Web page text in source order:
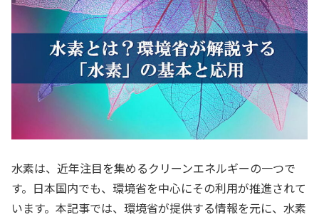
水素は、近年注目を集めるクリーンエネルギーの一つで
す。日本国内でも、環境省を中心にその利用が推進されて
います。本記事では、環境省が提供する情報を元に、水素